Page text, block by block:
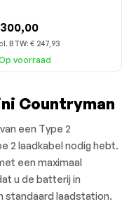
BTW: € 247,93
voorraad
Countryman
een Type 2
2 laadkabel nodig hebt.
een maximaal
u de batterij in
standaard laadstation.